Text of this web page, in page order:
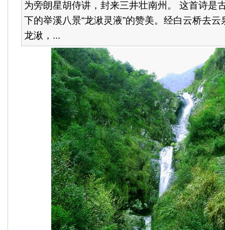
为旁朗星胡侍讲，封来三井壮南州。 这首诗是
下的举溪八景“龙湫灵液”的赞美。经白云桥去
龙湫，...